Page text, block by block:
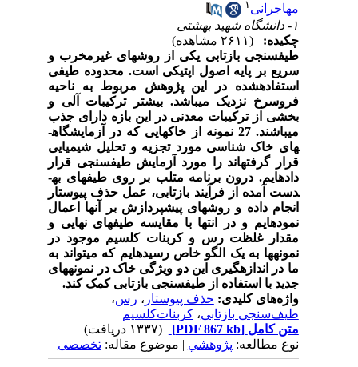
مهاجرانی
چکیده:
طیف­سنجی بازتابی یکی از روش­های غیرمخرب و
سریع بر پایه اصول اپتیکی است. محدوده طیفی
استفاده­شده در این پژوهش مربوط به ناحیه
فروسرخ نزدیک می­باشد. بیشتر ترکیبات آلی و
بخشی از ترکیبات معدنی در این بازه دارای جذب
می­باشند. 27 نمونه از خاک­هایی که در آزمایشگاه­
های خاک شناسی مورد تجزیه و تحلیل شیمیایی
قرار گرفته­اند را مورد آزمایش طیف­سنجی قرار
داده­ایم. درون برنامه متلب بر روی طیف­های به­
دست آمده از فرآیند بازتابی، عمل حذف پیوستار
انجام داده­ و روش­های پیش­پردازش بر آن­ها اعمال
نموده­ایم و در انتها­ با مقایسه طیف­های نهایی و
مقدار غلظت رس و کربنات کلسیم موجود در
نمونه­ها به یک الگو خاص رسید­ه­ایم که می­تواند به
ما در اندازه­گیری این دو ویژگی خاک در نمونه­های
جدید با استفاده از طیف­سنجی بازتابی کمک کند.
واژه‌های کلیدی:حذف پیوستار، رس،
طیف‌سنجی بازتابی،کربنات‌کلسیم
متن کامل[PDF 867 kb]
نوع مطالعه:پژوهشي| موضوع مقاله:تخصصی